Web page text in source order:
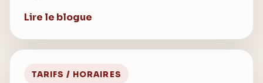
Lire le blogue
TARIFS / HORAIRES